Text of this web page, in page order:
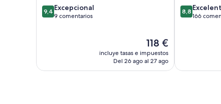
9.4
sobre
9,4 Excepcional
9 comentarios
El
precio
actual
118 €
incluye tasas e impuestos
Del 26 ago al 27 ago
8.8
sobre
8,8
166